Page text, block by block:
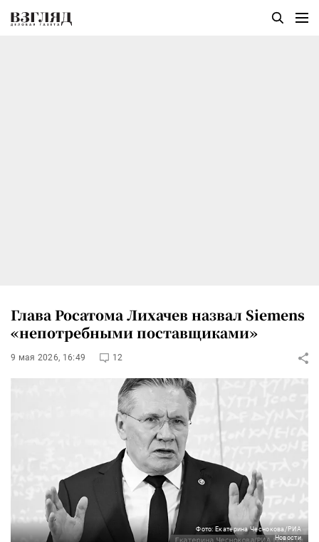
Глава Росатома Лихачев назвал Siemens
«непотребными поставщиками»
9 мая 2026, 16:49 12
Фото: Екатерина Чеснокова/РИА
Новости